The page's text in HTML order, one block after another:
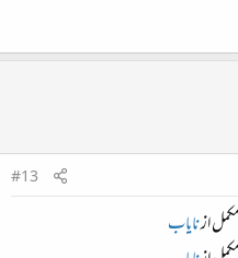
#13
مکمل ازنایاب